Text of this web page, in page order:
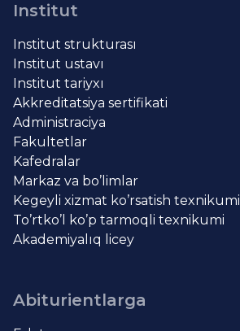
Institut
Institut strukturası
Institut ustavı
Institut tariyxı
Akkreditatsiya sertifikati
Administraciya
Fakultetlar
Kafedralar
Markaz va bo’limlar
Kegeyli xizmat ko’rsatish texnikumi
To’rtko’l ko’p tarmoqli texnikumi
Akademiyalıq licey
Abiturientlarga